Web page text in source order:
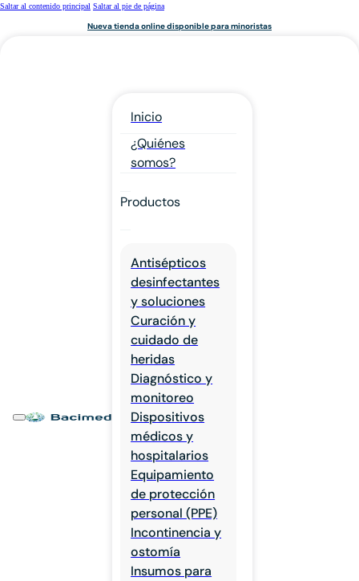
Saltar al contenido principal Saltar al pie de página
Nueva tienda online disponible para minoristas
Inicio
¿Quiénes
somos?
Productos
Antisépticos
desinfectantes
y soluciones
Curación y
cuidado de
heridas
Diagnóstico y
monitoreo
Dispositivos
médicos y
hospitalarios
Equipamiento
de protección
personal (PPE)
Incontinencia y
ostomía
Insumos para